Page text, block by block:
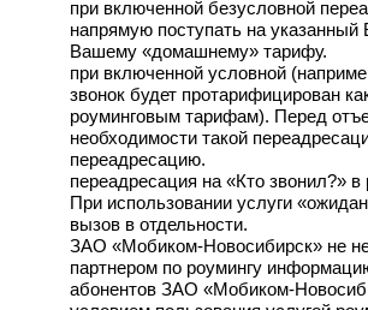
при включенной безусловной
напрямую поступать на
Вашему «домашнему» тарифу.
при включенной условной
звонок будет протарифицирован
роуминговым тарифам). Перед
необходимости такой
переадресацию.
переадресация на «Кто звонил?» в
При использовании услуги
вызов в отдельности.
ЗАО «Мобиком-Новосибирск» не
партнером по роумингу
абонентов ЗАО «Мобиком-